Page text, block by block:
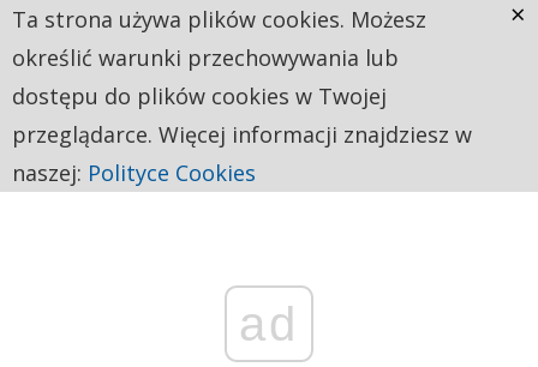
ad
Ta strona używa plików cookies. Możesz
określić warunki przechowywania lub
dostępu do plików cookies w Twojej
przeglądarce. Więcej informacji znajdziesz w
naszej: Polityce Cookies
×